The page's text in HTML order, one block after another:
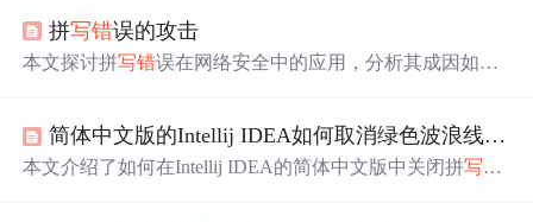
私、搜索和服务”选项并开启“网站拼
功能效果、注意事项及与其他浏览器的比较。
拼写错误的攻击
本文探讨拼写错误在网络安全中的应用，分析其成因如多
载体。重点聚焦于人为因素导致的高概率拼写失误及其在
渗透测试中的潜在利用。
简体中文版的Intellij IDEA如何取消绿色波浪线拼
本文介绍了如何在Intellij IDEA的简体中文版中关闭拼写错